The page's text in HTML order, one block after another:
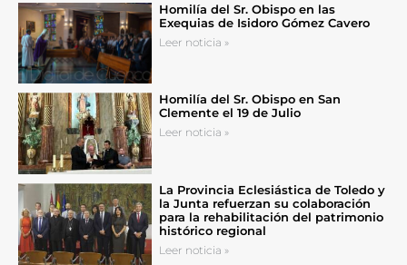
Homilía del Sr. Obispo en las
Exequias de Isidoro Gómez Cavero
Leer noticia »
Homilía del Sr. Obispo en San
Clemente el 19 de Julio
Leer noticia »
La Provincia Eclesiástica de Toledo y
la Junta refuerzan su colaboración
para la rehabilitación del patrimonio
histórico regional
Leer noticia »